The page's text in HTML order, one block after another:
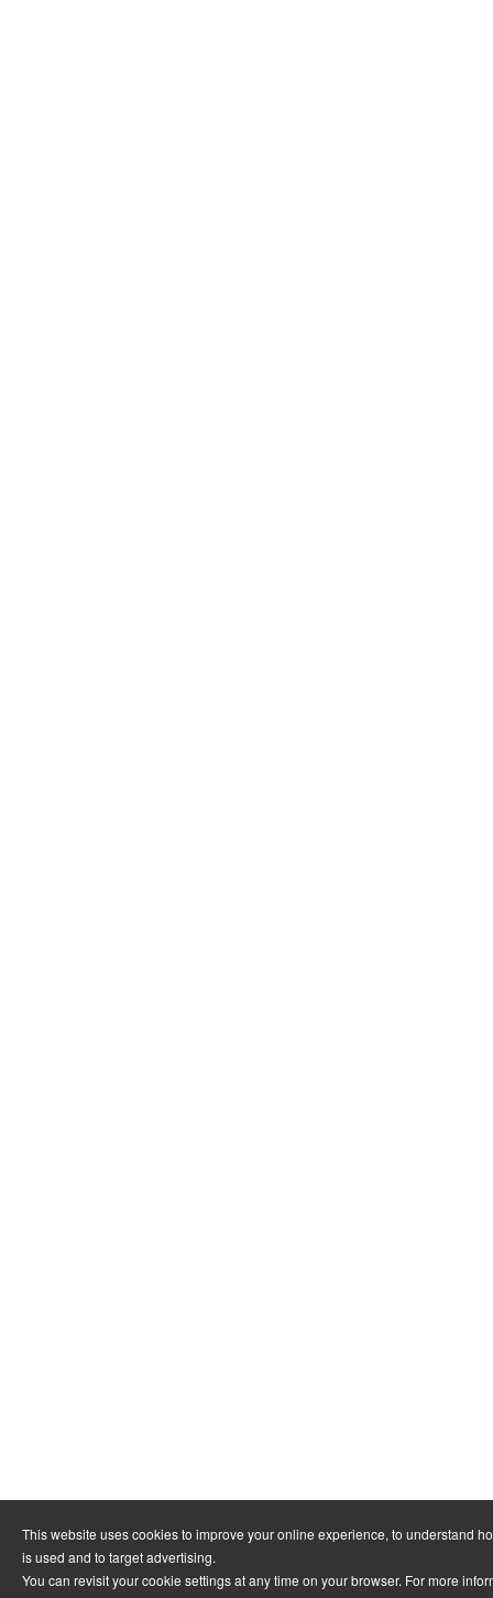
This website uses cookies to improve your online experience, to understand
is used and to target advertising.
You can revisit your cookie settings at any time on your browser. For more